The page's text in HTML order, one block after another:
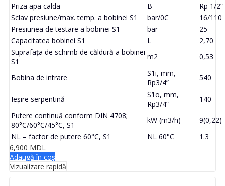
Priza apa calda
B
Rp 1/2”
Sclav presiune/max. temp. a bobinei S1
bar/0C
16/110
Presiunea de testare a bobinei S1
bar
25
Capacitatea bobinei S1
L
2,70
Suprafața de schimb de căldură a bobinei
S1
m2 0,53
Bobina de intrare
S1i, mm,
Rp3/4”
540
Ieșire serpentină
S1o, mm,
Rp3/4”
140
Putere continuă conform DIN 4708;
80°C/60°C/45°C, S1
kW (m3/h)
9(0,22)
NL – factor de putere 60°C, S1
NL 60°C
1.3
6,900 MDL
Adaugă în coș
Vizualizare rapidă